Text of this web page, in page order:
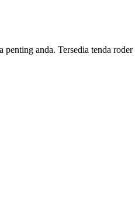
anda. Tersedia tenda